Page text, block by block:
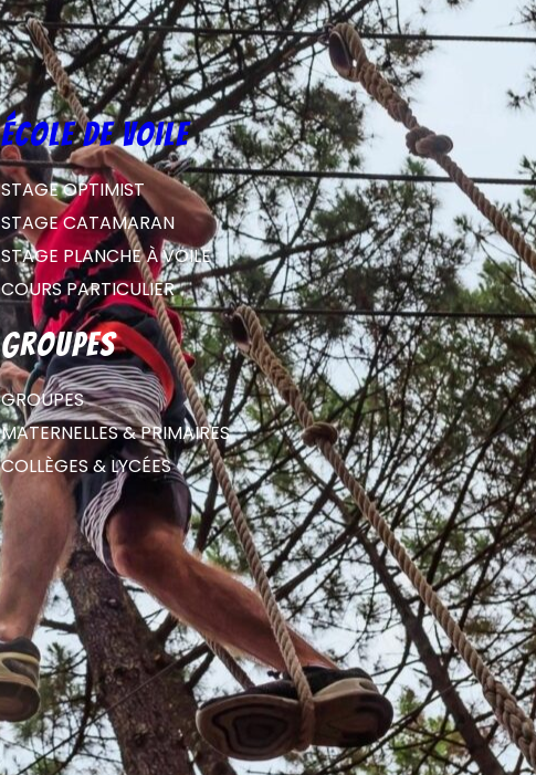
école de voile
STAGE OPTIMIST
STAGE CATAMARAN
STAGE PLANCHE À VOILE
COURS PARTICULIER
groupes
GROUPES
MATERNELLES & PRIMAIRES
COLLÈGES & LYCÉES